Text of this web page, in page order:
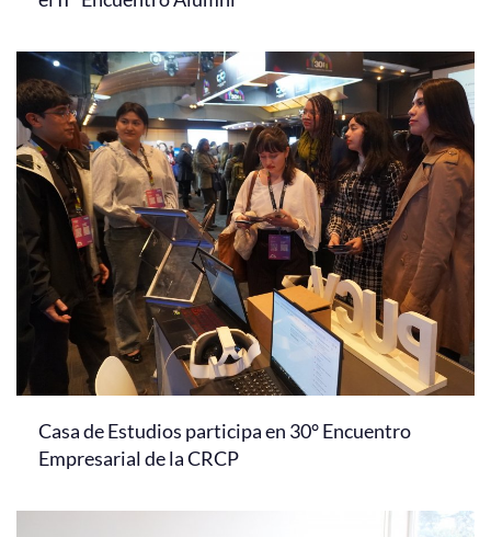
Casa de Estudios participa en 30° Encuentro
Empresarial de la CRCP